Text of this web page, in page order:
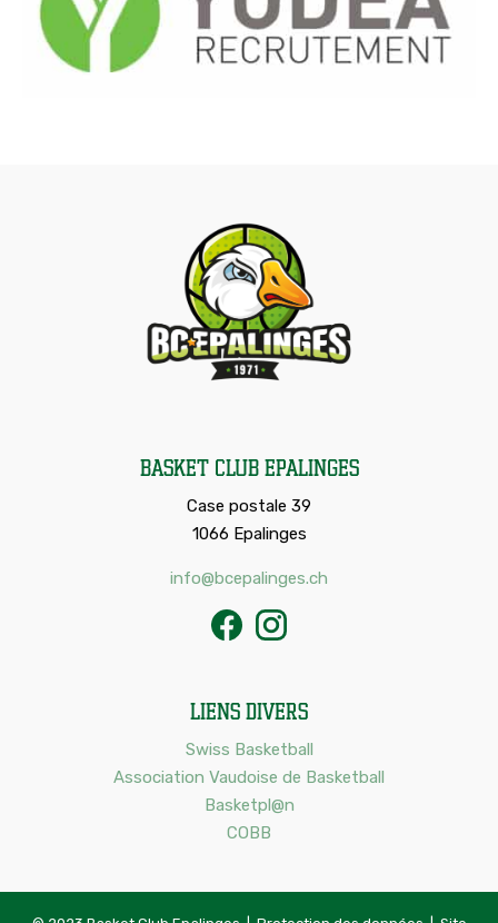
Basket Club Epalinges
Case postale 39
1066 Epalinges
info@bcepalinges.ch
Liens divers
Swiss Basketball
Association Vaudoise de Basketball
Basketpl@n
COBB